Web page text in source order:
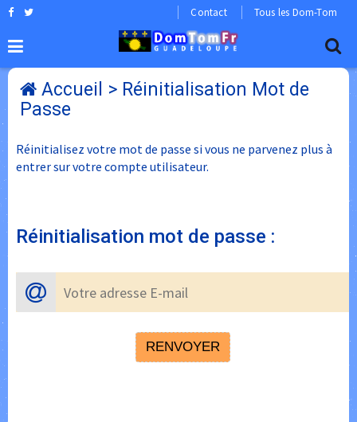
Contact Tous les Dom-Tom
Accueil > Réinitialisation Mot de
Passe
Réinitialisez votre mot de passe si vous ne parvenez plus à
entrer sur votre compte utilisateur.
Réinitialisation mot de passe :